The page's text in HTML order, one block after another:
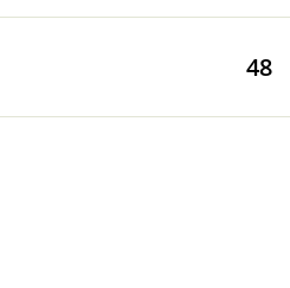
48